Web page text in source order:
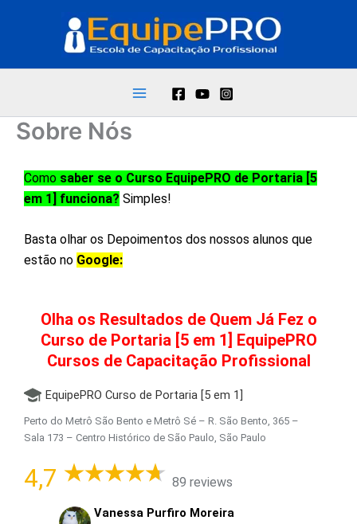
conteúdo
Sobre Nós
Como saber se o Curso EquipePRO de Portaria [5
em 1] funciona? Simples!
Basta olhar os Depoimentos dos nossos alunos que
estão no Google:
Olha os Resultados de Quem Já Fez o
Curso de Portaria [5 em 1] EquipePRO
Cursos de Capacitação Profissional
EquipePRO Curso de Portaria [5 em 1]
Perto do Metrô São Bento e Metrô Sé – R. São Bento, 365 –
Sala 173 – Centro Histórico de São Paulo, São Paulo
4,7 89 reviews
Vanessa Purfiro Moreira